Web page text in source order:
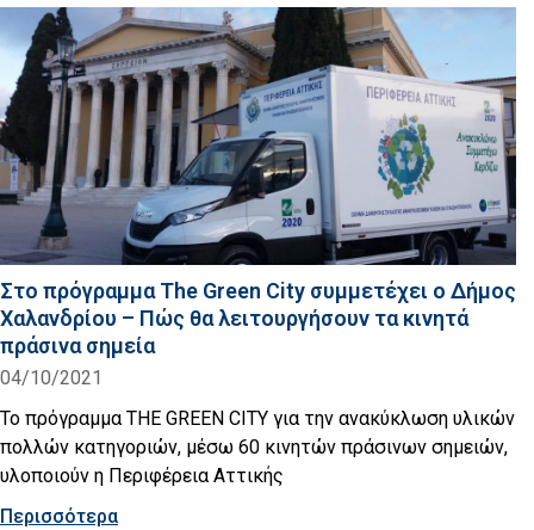
Στο πρόγραμμα The Green City συμμετέχει ο Δήμος
Χαλανδρίου – Πώς θα λειτουργήσουν τα κινητά
πράσινα σημεία
04/10/2021
Το πρόγραμμα THE GREEN CITY για την ανακύκλωση υλικών
πολλών κατηγοριών, μέσω 60 κινητών πράσινων σημειών,
υλοποιούν η Περιφέρεια Αττικής
Περισσότερα